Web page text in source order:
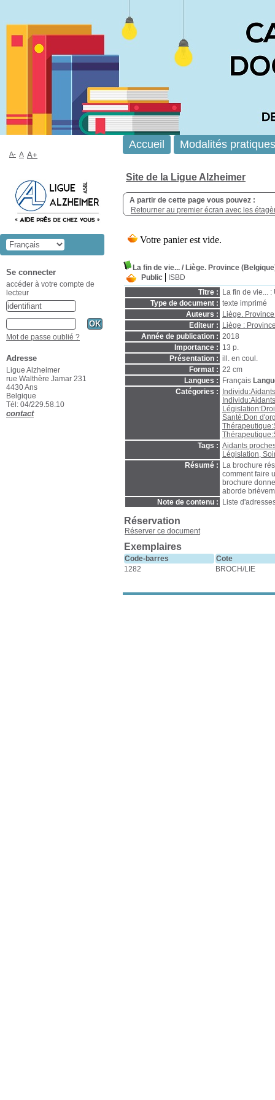
Site de la Ligue Alzheimer
A partir de cette page vous pouvez :
Retourner au premier écran avec les
La fin de vie... / Liège. Province
Public
ISBD
Titre :
La fin de vie...
Type de document : texte imprimé
Auteurs :
Liège.
Editeur :
Liège :
Année de publication : 2018
Importance : 13 p.
Présentation : ill. en coul.
Format : 22 cm
Langues :
Français
Catégories :
Individu:Aidants
Santé:Don
Tags : Aidants
Législation,
Résumé :
La brochure
comment faire
brochure
aborde
Note de contenu :
Liste
Réservation
Réserver ce document
Exemplaires
Code-barres
Cote
1282
BROCH/LIE
Accueil Modalités pratiques
A- A A+
Se connecter
accéder à votre compte de
lecteur
Mot de passe oublié ?
Adresse
Ligue Alzheimer
rue Walthère Jamar 231
4430 Ans
Belgique
Tél: 04/229.58.10
contact